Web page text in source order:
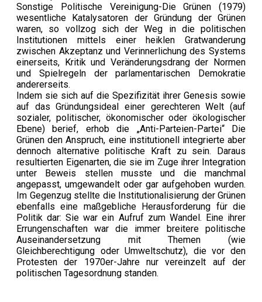
Sonstige Politische Vereinigung-Die Grünen (1979)
wesentliche Katalysatoren der Gründung der Grünen
waren, so vollzog sich der Weg in die politischen
Institutionen mittels einer heiklen Gratwanderung
zwischen Akzeptanz und Verinnerlichung des Systems
einerseits, Kritik und Veränderungsdrang der Normen
und Spielregeln der parlamentarischen Demokratie
andererseits.
Indem sie sich auf die Spezifizität ihrer Genesis sowie
auf das Gründungsideal einer gerechteren Welt (auf
sozialer, politischer, ökonomischer oder ökologischer
Ebene) berief, erhob die „Anti-Parteien-Partei“ Die
Grünen den Anspruch, eine institutionell integrierte aber
dennoch alternative politische Kraft zu sein. Daraus
resultierten Eigenarten, die sie im Zuge ihrer Integration
unter Beweis stellen musste und die manchmal
angepasst, umgewandelt oder gar aufgehoben wurden.
Im Gegenzug stellte die Institutionalisierung der Grünen
ebenfalls eine maßgebliche Herausforderung für die
Politik dar: Sie war ein Aufruf zum Wandel. Eine ihrer
Errungenschaften war die immer breitere politische
Auseinandersetzung mit Themen (wie
Gleichberechtigung oder Umweltschutz), die vor den
Protesten der 1970er-Jahre nur vereinzelt auf der
politischen Tagesordnung standen.